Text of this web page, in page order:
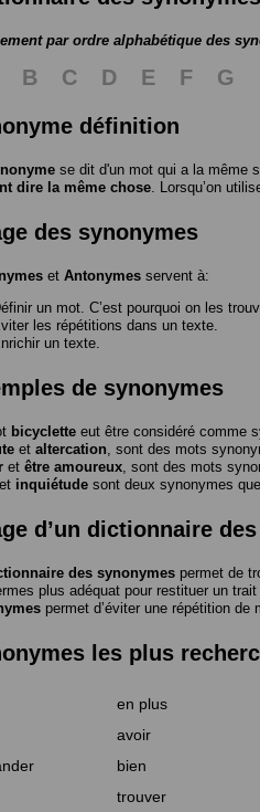
par ordre alphabétique des
B C D E F G
définition
se dit d'un mot qui a la même
dire la même chose . Lorsqu’on
des synonymes
et Antonymes servent à:
un mot. C’est pourquoi on les
les répétitions dans un texte.
un texte.
de synonymes
bicyclette eut être considéré comme
et altercation , sont des mots
et être amoureux , sont des mots
et inquiétude sont deux synonymes
d’un dictionnaire
des synonymes permet de
plus adéquat pour restituer un
permet d’éviter une répétition
les plus
en plus
avoir
bien
trouver